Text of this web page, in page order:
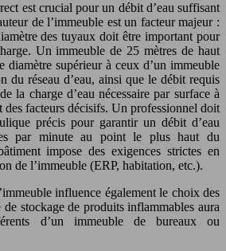
est crucial pour un débit d’eau suffisant
de l’immeuble est un facteur majeur :
des tuyaux doit être important pour
Un immeuble de 25 mètres de haut
diamètre supérieur à ceux d’un immeuble
du réseau d’eau, ainsi que le débit requis
la charge d’eau nécessaire par surface à
des facteurs décisifs. Un professionnel doit
précis pour garantir un débit d’eau
par minute au point le plus haut du
impose des exigences strictes en
de l’immeuble (ERP, habitation, etc.).
influence également le choix des
stockage de produits inflammables aura
d’un immeuble de bureaux ou